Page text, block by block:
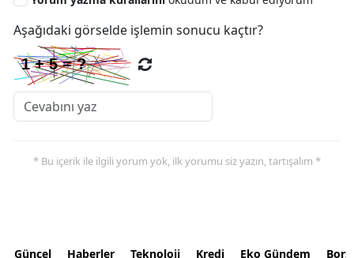
Aşağıdaki görselde işlemin sonucu kaçtır?
* Bu içerik ile ilgili yorum yok, ilk yorumu siz yazın, tartışalım *
Güncel Haberler Teknoloji Kredi Eko Gündem